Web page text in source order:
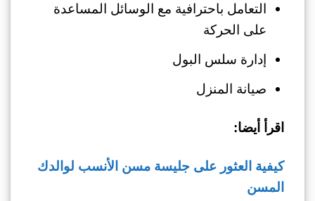
التعامل باحترافية مع الوسائل المساعدة
على الحركة
إدارة سلس البول
صيانة المنزل
اقرأ أيضا:
كيفية العثور على جليسة مسن الأنسب لوالدك
المسن